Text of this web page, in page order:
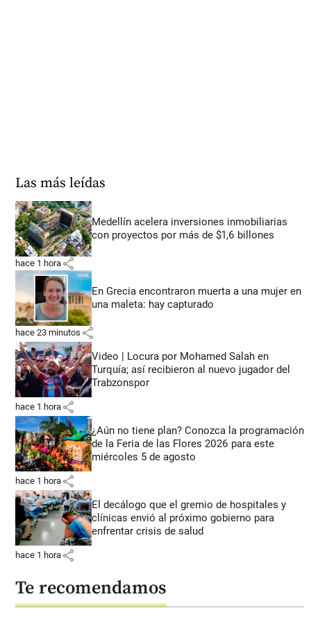
Las más leídas
Medellín acelera inversiones inmobiliarias
con proyectos por más de $1,6 billones
hace 1 hora share
En Grecia encontraron muerta a una mujer en
una maleta: hay capturado
hace 23 minutos share
Video | Locura por Mohamed Salah en
Turquía; así recibieron al nuevo jugador del
Trabzonspor
hace 1 hora share
¿Aún no tiene plan? Conozca la programación
de la Feria de las Flores 2026 para este
miércoles 5 de agosto
hace 1 hora share
El decálogo que el gremio de hospitales y
clínicas envió al próximo gobierno para
enfrentar crisis de salud
hace 1 hora share
Te recomendamos